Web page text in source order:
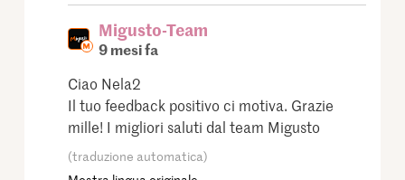
Migusto-Team
9 mesi fa
Ciao Nela2
Il tuo feedback positivo ci motiva. Grazie
mille! I migliori saluti dal team Migusto
(traduzione automatica)